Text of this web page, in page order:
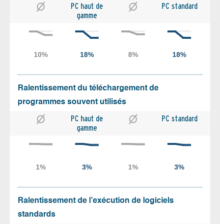
PC haut de
gamme
PC standard
Ralentissement du téléchargement de
programmes souvent utilisés
PC haut de
gamme
PC standard
Ralentissement de l’exécution de logiciels
standards